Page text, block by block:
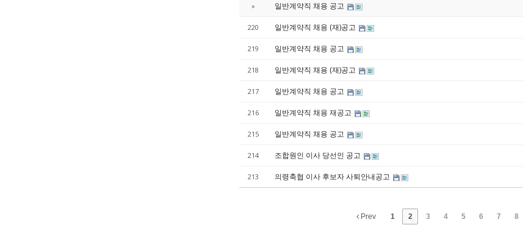
» 일반계약직 채용 공고
220 일반계약직 채용 (재)공고
219 일반계약직 채용 공고
218 일반계약직 채용 (재)공고
217 일반계약직 채용 공고
216 일반계약직 채용 재공고
215 일반계약직 채용 공고
214 조합원인 이사 당선인 공고
213 의령축협 이사 후보자 사퇴안내공고
Prev 1 2 3 4 5 6 7 8